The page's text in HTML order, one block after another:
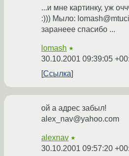
...и мне картинку, уж
:))) Мыло:
заранеее спасибо ...
lomash ★
30.10.2001 09:39:05
Ссылка
ой а адрес забыл!
alex_nav@yahoo.com
alexnav ★
30.10.2001 09:57:20